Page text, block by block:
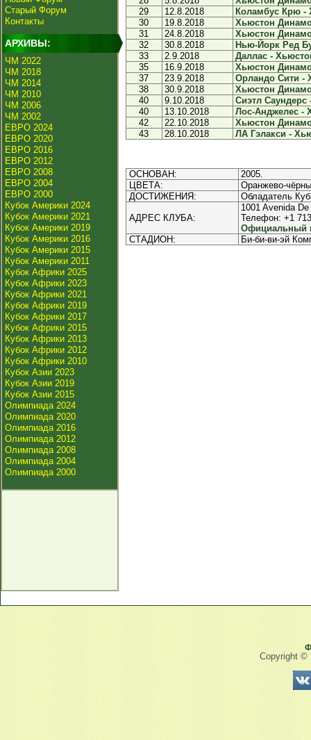
Старый Форум
Контакты
АРХИВЫ:
ЧМ 2022
ЧМ 2018
ЧМ 2014
ЧМ 2010
ЧМ 2006
ЧМ 2002
ЕВРО 2024
ЕВРО 2020
ЕВРО 2016
ЕВРО 2012
ЕВРО 2008
ЕВРО 2004
ЕВРО 2000
Кубок Америки 2024
Кубок Америки 2021
Кубок Америки 2019
Кубок Америки 2016
Кубок Америки 2015
Кубок Америки 2011
Кубок Африки 2025
Кубок Африки 2023
Кубок Африки 2021
Кубок Африки 2019
Кубок Африки 2017
Кубок Африки 2015
Кубок Африки 2013
Кубок Африки 2012
Кубок Африки 2010
Кубок Азии 2023
Кубок Азии 2019
Кубок Азии 2015
Олимпиада 2024
Олимпиада 2020
Олимпиада 2016
Олимпиада 2012
Олимпиада 2008
Олимпиада 2004
Олимпиада 2000
29
12.8.2018
Коламбус Крю -
30
19.8.2018
Хьюстон
31
24.8.2018
Хьюстон
32
30.8.2018
Нью-Йорк Ред
33
2.9.2018
Даллас -
35
16.9.2018
Хьюстон
37
23.9.2018
Орландо Сити -
38
30.9.2018
Хьюстон
40
9.10.2018
Сиэтл
40
13.10.2018
Лос-Анджелес -
42
22.10.2018
Хьюстон
43
28.10.2018 ЛА Гэлакси -
ОСНОВАН:
2005.
ЦВЕТА:
Оранжево-
ДОСТИЖЕНИЯ:
Обладатель
АДРЕС КЛУБА:
1001 Avenida
Телефон: +1
Официальный
СТАДИОН:
Би-би-ви-эй
Copyright ©